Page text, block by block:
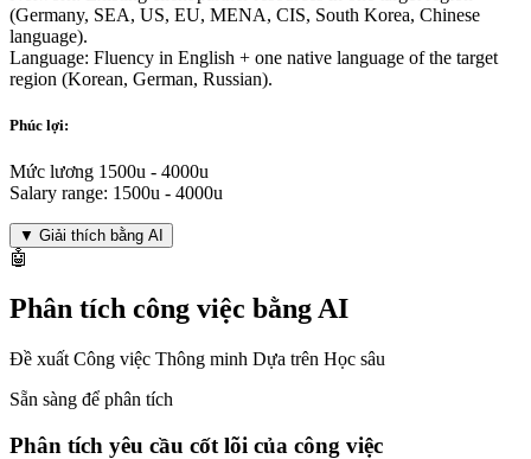
(Germany, SEA, US, EU, MENA, CIS, South Korea, Chinese
language).
Language: Fluency in English + one native language of the target
region (Korean, German, Russian).
Phúc lợi:
Mức lương 1500u - 4000u
Salary range: 1500u - 4000u
▼ Giải thích bằng AI
🤖
Phân tích công việc bằng AI
Đề xuất Công việc Thông minh Dựa trên Học sâu
Sẵn sàng để phân tích
Phân tích yêu cầu cốt lõi của công việc